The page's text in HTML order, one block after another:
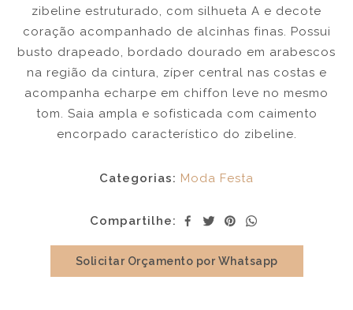
zibeline estruturado, com silhueta A e decote
coração acompanhado de alcinhas finas. Possui
busto drapeado, bordado dourado em arabescos
na região da cintura, zíper central nas costas e
acompanha echarpe em chiffon leve no mesmo
tom. Saia ampla e sofisticada com caimento
encorpado característico do zibeline.
Categorias: Moda Festa
Compartilhe:
Solicitar Orçamento por Whatsapp